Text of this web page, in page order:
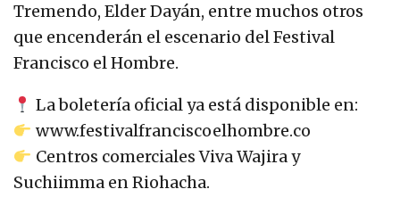
Tremendo, Elder Dayán, entre muchos otros
que encenderán el escenario del Festival
Francisco el Hombre.
La boletería oficial ya está disponible en:
www.festivalfranciscoelhombre.co
Centros comerciales Viva Wajira y
Suchiimma en Riohacha.